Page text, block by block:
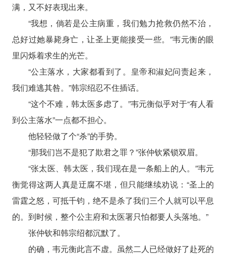
满，又不好表现出来。
“我想，倘若是公主病重，我们勉力抢救仍然不治，
总好过她暴毙身亡，让圣上更能接受一些。”韦元衡的眼
里闪烁着求生的光芒。
“公主落水，大家都看到了。皇帝和淑妃问责起来，
我们难逃其咎。”韩宗绍忍不住插话。
“这个不难，韩太医多虑了。”韦元衡似乎对于“有人看
到公主落水”一点都不担心。
他轻轻做了个“杀”的手势。
“那我们岂不是犯了欺君之罪？”张仲钦紧锁双眉。
“张太医、韩太医，我们现在是一条船上的人。”韦元
衡觉得这两人真是迂腐不堪，但只能继续劝说：“圣上的
雷霆之怒，可抵千钧，绝不是杀了我们三个人就可以平息
的。到时候，整个公主府和太医署只怕都要人头落地。”
张仲钦和韩宗绍都沉默了。
的确，韦元衡此言不虚。虽然二人已经做好了赴死的